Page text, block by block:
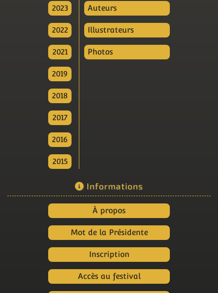
2023
2022
2021
2019
2018
2017
2016
2015
Auteurs
Illustrateurs
Photos
Informations
À propos
Mot de la Présidente
Inscription
Accès au festival